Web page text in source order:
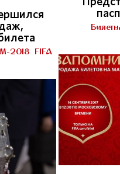
2018 FIFA